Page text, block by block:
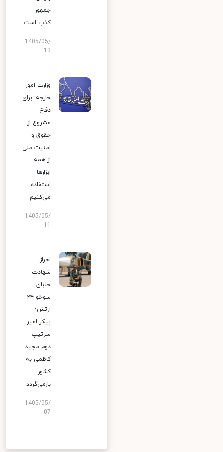
جمهور
کذب است
1405/05/
13
وزارت امور
خارجه: برای
دفاع
مشروع از
حقوق و
امنیت ملی
از همه
ابزارها
استفاده
می‌کنیم
1405/05/
احراز
شهادت
خلبان
سوخو ۲۴
ارتش؛
پیکر امیر
سرتیپ
دوم مجید
کاظمی به
کشور
بازمی‌گردد
1405/05/
07